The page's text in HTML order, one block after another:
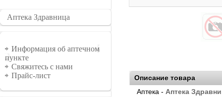
�������
Аптека Здравница
Информация
Информация об аптечном
пункте
Свяжитесь с нами
Прайс-лист
Описание товара
Аптека - Аптека